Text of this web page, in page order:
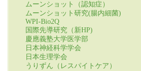
ムーンショット（認知症）
ムーンショット研究(腸内細菌)
WPI-Bio2Q
国際先導研究（新HP)
慶應義塾大学医学部
日本神経科学学会
日本生理学会
うりずん（レスパイトケア）